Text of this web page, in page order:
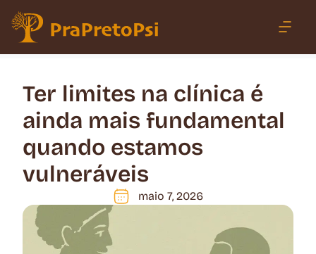
Ter limites na clínica é
ainda mais fundamental
quando estamos
vulneráveis
maio 7, 2026